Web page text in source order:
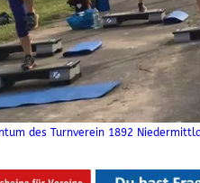
des Turnverein 1892